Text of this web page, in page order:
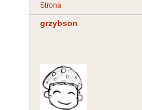
Strona
grzybson